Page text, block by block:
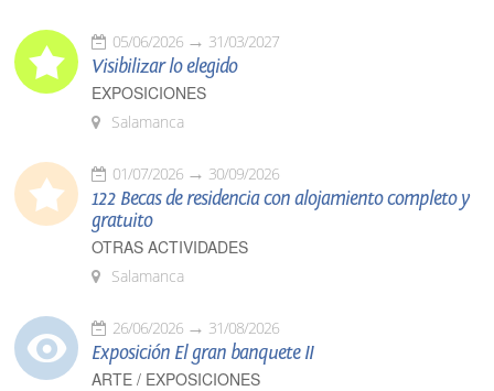
05/06/2026 31/03/2027
Visibilizar lo elegido
EXPOSICIONES
Salamanca
01/07/2026 30/09/2026
122 Becas de residencia con alojamiento completo y
gratuito
OTRAS ACTIVIDADES
Salamanca
26/06/2026 31/08/2026
Exposición El gran banquete II
ARTE / EXPOSICIONES